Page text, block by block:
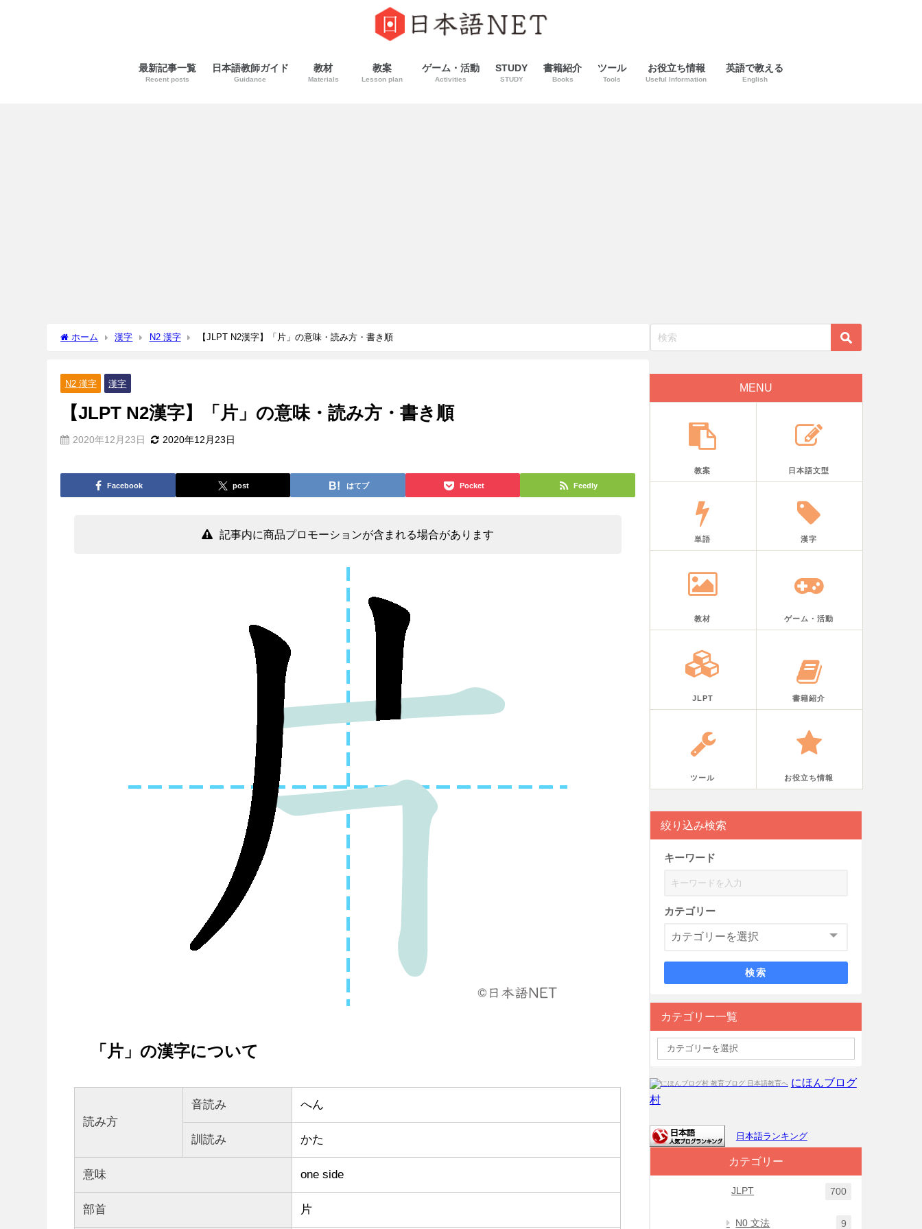
最新記事一覧
Recent posts
日本語教師ガイド
Guidance
教材
Materials
教案
Lesson plan
ゲーム・活動
Activities
STUDY
STUDY
書籍紹介
Books
ツール
Tools
お役立ち情報
Useful Information
英語で教える
English
ホーム 漢字 N2 漢字 【JLPT N2漢字】「片」の意味・読み方・書き順
N2 漢字 漢字
【JLPT N2漢字】「片」の意味・読み方・書き順
2020年12月23日 2020年12月23日
Facebook post はてブ Pocket Feedly
記事内に商品プロモーションが含まれる場合があります
「片」の漢字について
読み方
音読み へん
訓読み かた
意味 one side
部首 片
MENU
教案 日本語文型
単語 漢字
教材 ゲーム・活動
JLPT 書籍紹介
ツール お役立ち情報
絞り込み検索
キーワード
カテゴリー
検索
カテゴリー一覧
にほんブログ
村
日本語ランキング
カテゴリー
JLPT 700
N0 文法 9